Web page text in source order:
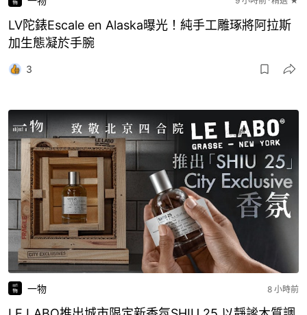
LV陀錶Escale en Alaska曝光！純手工雕琢將阿拉斯
加生態凝於手腕
3
一物 8 小時前